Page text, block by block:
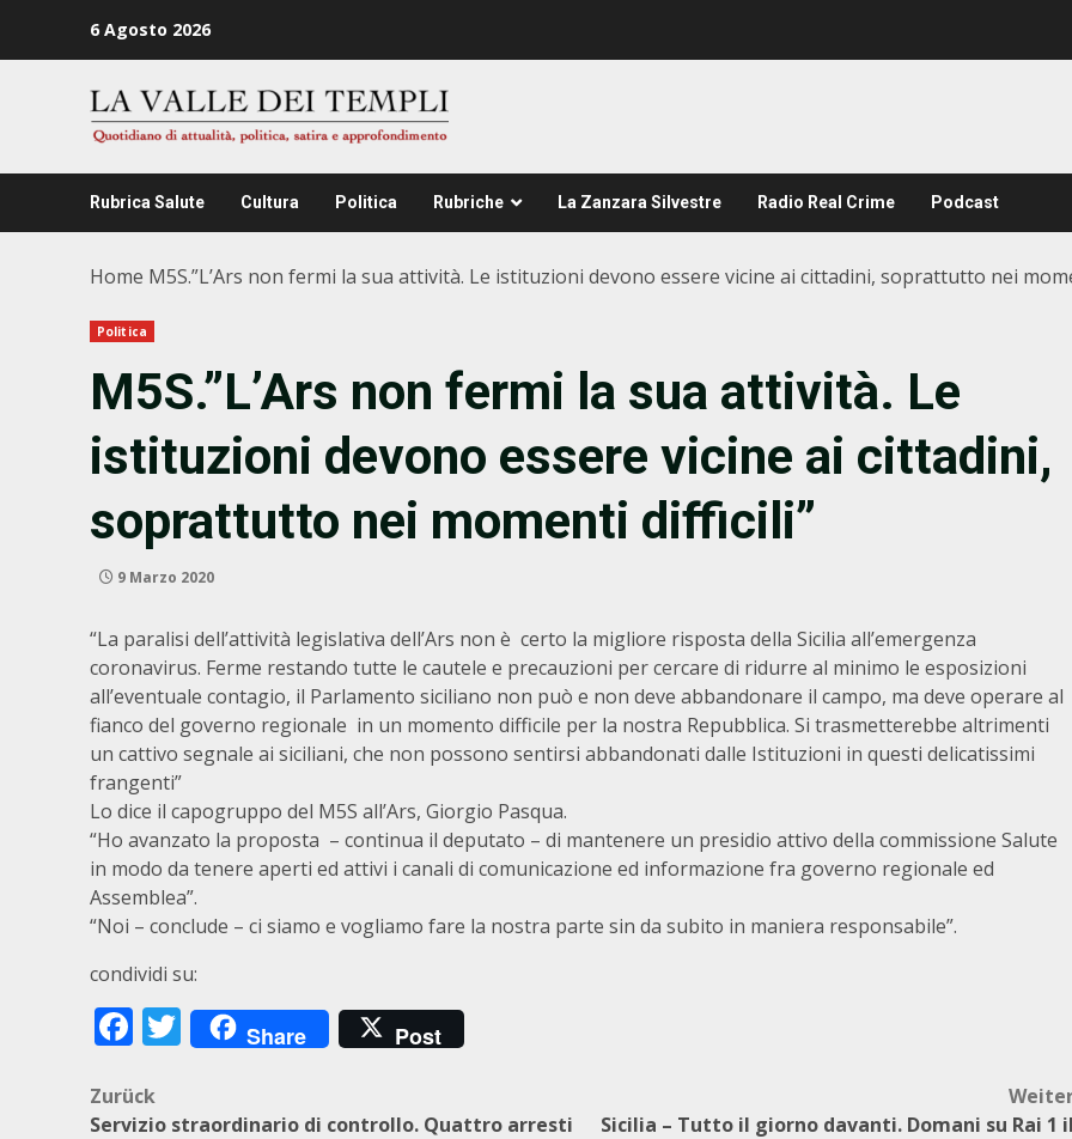
6 Agosto 2026
Rubrica Salute Cultura Politica Rubriche La Zanzara Silvestre Radio Real Crime Podcast
Home M5S.”L’Ars non fermi la sua attività. Le istituzioni devono essere vicine ai cittadini, soprattutto nei
Politica
M5S.”L’Ars non fermi la sua attività. Le
istituzioni devono essere vicine ai cittadini,
soprattutto nei momenti difficili”
9 Marzo 2020
“La paralisi dell’attività legislativa dell’Ars non è certo la migliore risposta della Sicilia all’emergenza
coronavirus. Ferme restando tutte le cautele e precauzioni per cercare di ridurre al minimo le esposizioni
all’eventuale contagio, il Parlamento siciliano non può e non deve abbandonare il campo, ma deve operare al
fianco del governo regionale in un momento difficile per la nostra Repubblica. Si trasmetterebbe altrimenti
un cattivo segnale ai siciliani, che non possono sentirsi abbandonati dalle Istituzioni in questi delicatissimi
frangenti”
Lo dice il capogruppo del M5S all’Ars, Giorgio Pasqua.
“Ho avanzato la proposta – continua il deputato – di mantenere un presidio attivo della commissione Salute
in modo da tenere aperti ed attivi i canali di comunicazione ed informazione fra governo regionale ed
Assemblea”.
“Noi – conclude – ci siamo e vogliamo fare la nostra parte sin da subito in maniera responsabile”.
condividi su:
Facebook
Twitter
Share Post
Beitragsnavigation
Zurück
Servizio straordinario di controllo. Quattro arresti
Sicilia – Tutto il giorno davanti. Domani su Rai 1